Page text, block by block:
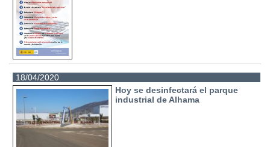
18/04/2020
Hoy se desinfectará el parque
industrial de Alhama